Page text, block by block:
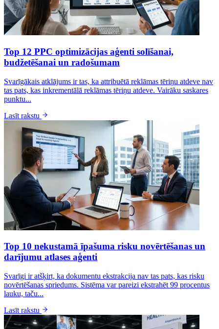
Top 12 PPC optimizācijas aģenti solīšanai,
budžetēšanai un radošumam
Svarīgākais atklājums ir tas, ka attribuētā reklāmas tēriņu atdeve nav
tas pats, kas inkrementālā reklāmas tēriņu atdeve. Vairāku saskares
punktu...
Lasīt rakstu
Top 10 nekustamā īpašuma risku novērtēšanas un
darījumu atlases aģenti
Svarīgi ir atšķirt, ka dokumentu ekstrakcija nav tas pats, kas risku
novērtēšanas spriedums. Sistēma var pareizi ekstrahēt 99 procentus
lauku, taču...
Lasīt rakstu